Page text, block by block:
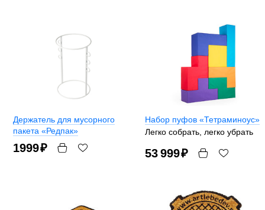
Держатель для мусорного
пакета «Редпак»
1999₽
Набор пуфов «Тетраминоус»
Легко собрать, легко убрать
53 999₽